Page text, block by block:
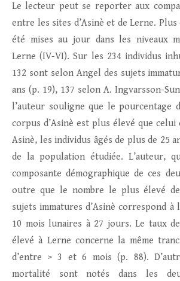
Le lecteur peut se reporter aux
entre les sites d’Asinè et de Lerne.
été mises au jour dans les niveaux
Lerne (IV-VI). Sur les 234 individus
132 sont selon Angel des sujets
ans (p. 19), 137 selon A. Ingvarsson-
l’auteur souligne que le pourcentage
corpus d’Asinè est plus élevé que celui
Asinè, les individus âgés de plus de 25
de la population étudiée. L’auteur,
composante démographique de ces
outre que le nombre le plus élevé
sujets immatures d’Asinè correspond à
10 mois lunaires à 27 jours. Le taux
élevé à Lerne concerne la même
d’entre > 3 et 6 mois (p. 88).
mortalité sont notés dans les